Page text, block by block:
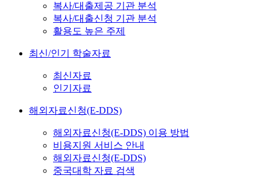
복사/대출제공 기관 분석
복사/대출신청 기관 분석
활용도 높은 주제
최신/인기 학술자료
최신자료
인기자료
해외자료신청(E-DDS)
해외자료신청(E-DDS) 이용 방법
비용지원 서비스 안내
해외자료신청(E-DDS)
중국대학 자료 검색